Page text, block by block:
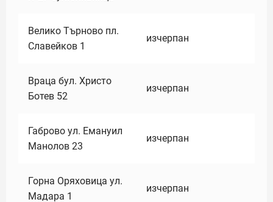
Велико Търново пл.
Славейков 1
изчерпан
Враца бул. Христо
Ботев 52
изчерпан
Габрово ул. Емануил
Манолов 23
изчерпан
Горна Оряховица ул.
Мадара 1
изчерпан